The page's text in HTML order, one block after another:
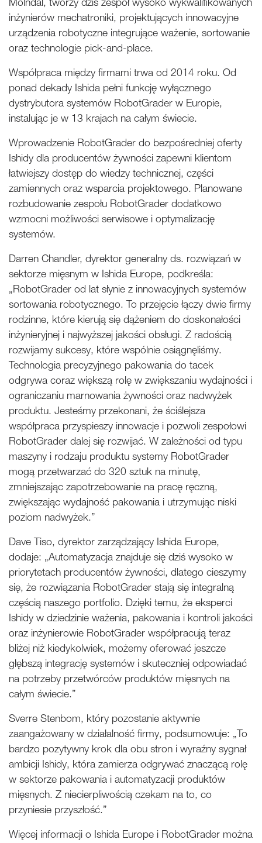
inżynierów mechatroniki, projektujących innowacyjne
urządzenia robotyczne integrujące ważenie, sortowanie
oraz technologie pick-and-place.
Współpraca między firmami trwa od 2014 roku. Od
ponad dekady Ishida pełni funkcję wyłącznego
dystrybutora systemów RobotGrader w Europie,
instalując je w 13 krajach na całym świecie.
Wprowadzenie RobotGrader do bezpośredniej oferty
Ishidy dla producentów żywności zapewni klientom
łatwiejszy dostęp do wiedzy technicznej, części
zamiennych oraz wsparcia projektowego. Planowane
rozbudowanie zespołu RobotGrader dodatkowo
wzmocni możliwości serwisowe i optymalizację
systemów.
Darren Chandler, dyrektor generalny ds. rozwiązań w
sektorze mięsnym w Ishida Europe, podkreśla:
„RobotGrader od lat słynie z innowacyjnych systemów
sortowania robotycznego. To przejęcie łączy dwie firmy
rodzinne, które kierują się dążeniem do doskonałości
inżynieryjnej i najwyższej jakości obsługi. Z radością
rozwijamy sukcesy, które wspólnie osiągnęliśmy.
Technologia precyzyjnego pakowania do tacek
odgrywa coraz większą rolę w zwiększaniu wydajności i
ograniczaniu marnowania żywności oraz nadwyżek
produktu. Jesteśmy przekonani, że ściślejsza
współpraca przyspieszy innowacje i pozwoli zespołowi
RobotGrader dalej się rozwijać. W zależności od typu
maszyny i rodzaju produktu systemy RobotGrader
mogą przetwarzać do 320 sztuk na minutę,
zmniejszając zapotrzebowanie na pracę ręczną,
zwiększając wydajność pakowania i utrzymując niski
poziom nadwyżek.”
Dave Tiso, dyrektor zarządzający Ishida Europe,
dodaje: „Automatyzacja znajduje się dziś wysoko w
priorytetach producentów żywności, dlatego cieszymy
się, że rozwiązania RobotGrader stają się integralną
częścią naszego portfolio. Dzięki temu, że eksperci
Ishidy w dziedzinie ważenia, pakowania i kontroli jakości
oraz inżynierowie RobotGrader współpracują teraz
bliżej niż kiedykolwiek, możemy oferować jeszcze
głębszą integrację systemów i skuteczniej odpowiadać
na potrzeby przetwórców produktów mięsnych na
całym świecie.”
Sverre Stenbom, który pozostanie aktywnie
zaangażowany w działalność firmy, podsumowuje: „To
bardzo pozytywny krok dla obu stron i wyraźny sygnał
ambicji Ishidy, która zamierza odgrywać znaczącą rolę
w sektorze pakowania i automatyzacji produktów
mięsnych. Z niecierpliwością czekam na to, co
przyniesie przyszłość.”
Więcej informacji o Ishida Europe i RobotGrader można